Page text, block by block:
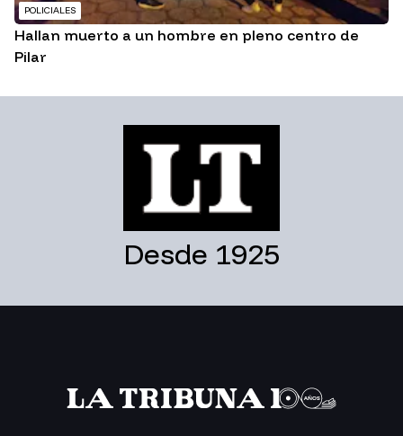
POLICIALES
Hallan muerto a un hombre en pleno centro de
Pilar
Desde 1925